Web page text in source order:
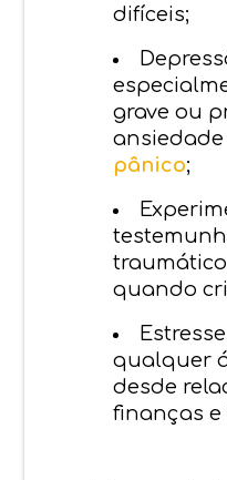
difíceis;
grave ou
ansiedade
pânico;
quando
qualquer
desde
finanças